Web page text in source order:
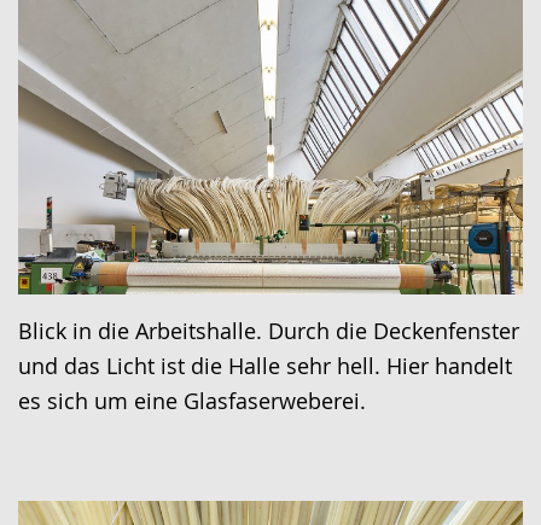
Blick in die Arbeitshalle. Durch die Deckenfenster
und das Licht ist die Halle sehr hell. Hier handelt
es sich um eine Glasfaserweberei.